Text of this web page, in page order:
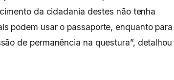
da cidadania destes não tenha
podem usar o passaporte, enquanto para
de permanência na questura”, detalhou